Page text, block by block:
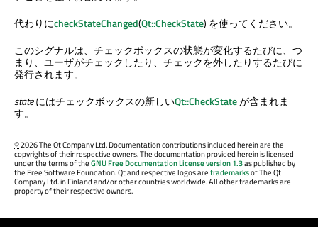
代わりにcheckStateChanged(Qt::CheckState) を使ってください。
このシグナルは、チェックボックスの状態が変化するたびに、つ
まり、ユーザがチェックしたり、チェックを外したりするたびに
発行されます。
stateにはチェックボックスの新しいQt::CheckStateが含まれま
す。
©2026 The Qt Company Ltd. Documentation contributions included herein are the
copyrights of their respective owners. The documentation provided herein is licensed
under the terms of theGNU Free Documentation License version 1.3as published by
the Free Software Foundation. Qt and respective logos aretrademarksof The Qt
Company Ltd. in Finland and/or other countries worldwide. All other trademarks are
property of their respective owners.